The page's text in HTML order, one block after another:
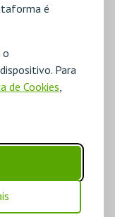
é
o
Para
de Cookies